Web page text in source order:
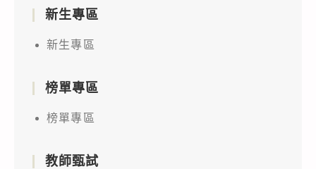
新生專區
新生專區
榜單專區
榜單專區
教師甄試